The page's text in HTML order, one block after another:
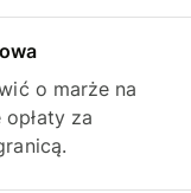
o marże na
za